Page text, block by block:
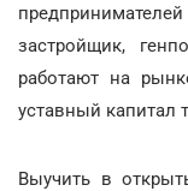
застройщик,
работают на
уставный капитал
Выучить в